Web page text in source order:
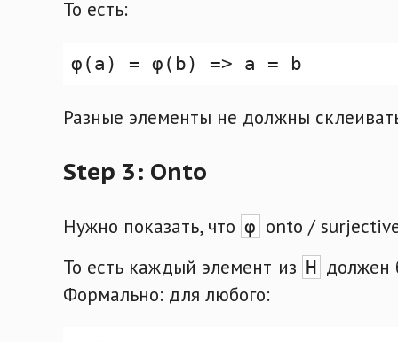
То есть:
Разные элементы не должны
Step 3: Onto
Нужно показать, что φ onto /
То есть каждый элемент из H должен
Формально: для любого: